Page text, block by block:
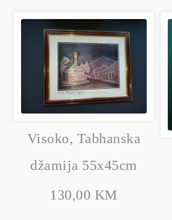
Visoko, Tabhanska
džamija 55x45cm
130,00 KM